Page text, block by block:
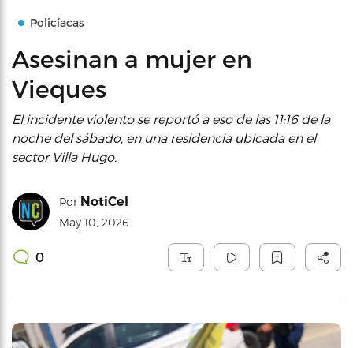
Policíacas
Asesinan a mujer en
Vieques
El incidente violento se reportó a eso de las 11:16 de la
noche del sábado, en una residencia ubicada en el
sector Villa Hugo.
Por NotiCel
May 10, 2026
0